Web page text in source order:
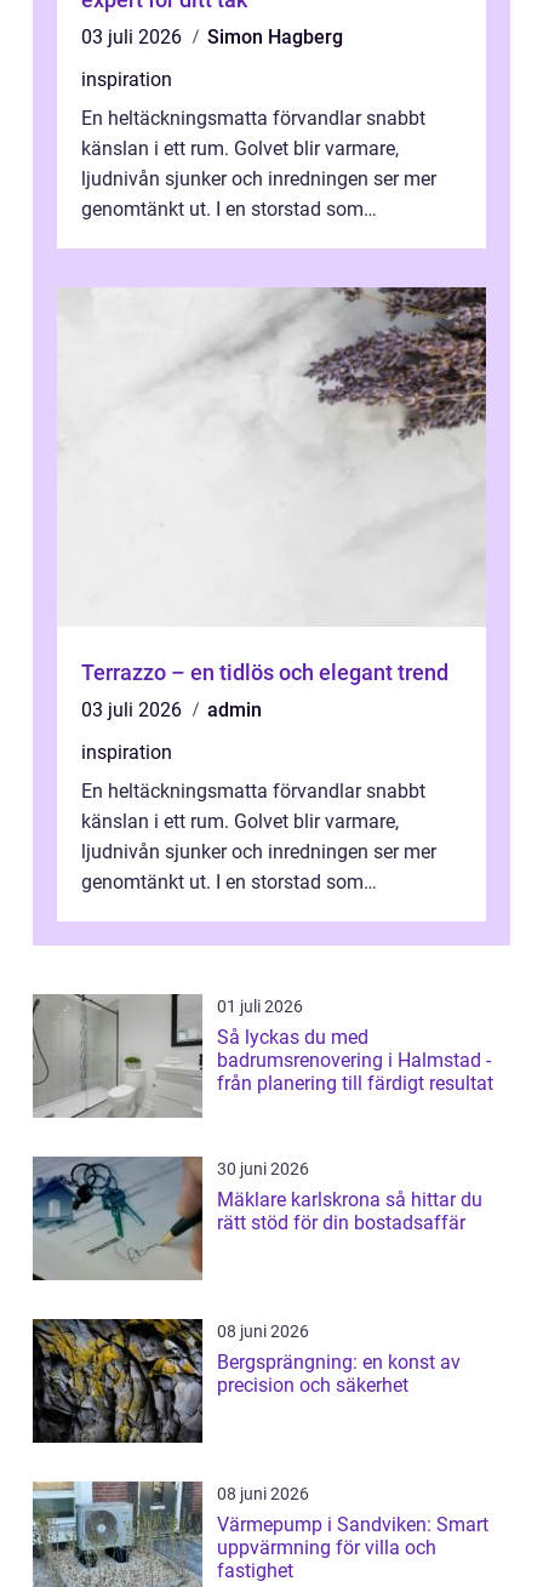
03 juli 2026
Simon Hagberg
inspiration
En heltäckningsmatta förvandlar snabbt
känslan i ett rum. Golvet blir varmare,
ljudnivån sjunker och inredningen ser mer
genomtänkt ut. I en storstad som
Terrazzo – en tidlös och elegant trend
03 juli 2026
admin
inspiration
En heltäckningsmatta förvandlar snabbt
känslan i ett rum. Golvet blir varmare,
ljudnivån sjunker och inredningen ser mer
genomtänkt ut. I en storstad som
granna...
01 juli 2026
Så lyckas du med
badrumsrenovering i Halmstad -
från planering till färdigt resultat
30 juni 2026
Mäklare karlskrona så hittar du
rätt stöd för din bostadsaffär
08 juni 2026
Bergsprängning: en konst av
precision och säkerhet
08 juni 2026
Värmepump i Sandviken: Smart
uppvärmning för villa och
fastighet